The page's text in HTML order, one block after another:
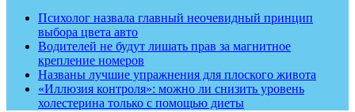
Психолог назвала главный неочевидный принцип
выбора цвета авто
Водителей не будут лишать прав за магнитное
крепление номеров
Названы лучшие упражнения для плоского живота
«Иллюзия контроля»: можно ли снизить уровень
холестерина только с помощью диеты